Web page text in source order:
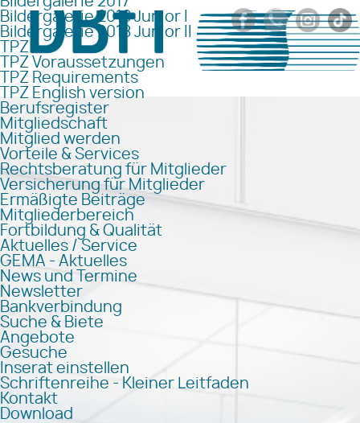
Bildergalerie 2018 Junior I
Bildergalerie 2018 Junior II
TPZ
TPZ Voraussetzungen
TPZ Requirements
TPZ English version
Berufsregister
Mitgliedschaft
Mitglied werden
Vorteile & Services
Rechtsberatung für Mitglieder
Versicherung für Mitglieder
Ermäßigte Beiträge
Mitgliederbereich
Fortbildung & Qualität
Aktuelles / Service
GEMA - Aktuelles
News und Termine
Newsletter
Bankverbindung
Suche & Biete
Angebote
Gesuche
Inserat einstellen
Schriftenreihe - Kleiner Leitfaden
Kontakt
Download